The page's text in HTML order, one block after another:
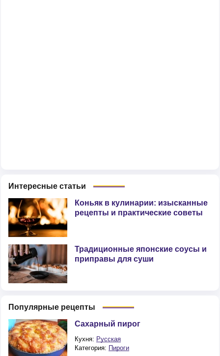
Интересные статьи
Коньяк в кулинарии: изысканные
рецепты и практические советы
Традиционные японские соусы и
приправы для суши
Популярные рецепты
Сахарный пирог
Кухня: Русская
Категория: Пироги